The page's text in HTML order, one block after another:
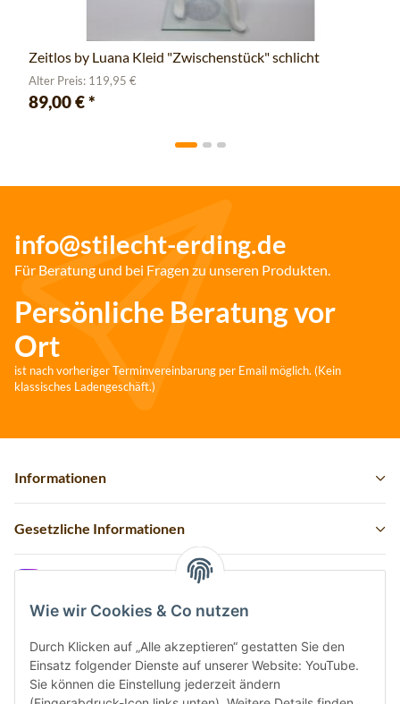
Wie wir Cookies & Co nutzen
Durch Klicken auf „Alle akzeptieren“ gestatten Sie den
Einsatz folgender Dienste auf unserer Website: YouTube.
Sie können die Einstellung jederzeit ändern
Zeitlos by Luana Kleid "Zwischenstück" schlicht
Alter Preis: 119,95 €
89,00 €*
info@stilecht-erding.de
Für Beratung und bei Fragen zu unseren Produkten.
Persönliche Beratung vor
Ort
ist nach vorheriger Terminvereinbarung per Email möglich. (Kein
klassisches Ladengeschäft.)
Informationen
Gesetzliche Informationen
Vertrag widerrufen